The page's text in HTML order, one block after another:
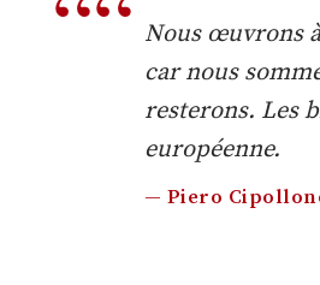
Nous œuvrons
car nous
resterons. Les
européenne.
— Piero